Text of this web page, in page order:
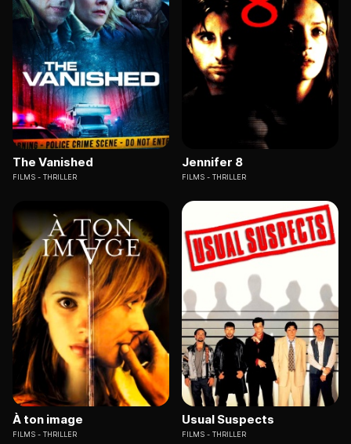
The Vanished
FILMS THRILLER
Jennifer 8
FILMS THRILLER
À ton image
FILMS THRILLER
Usual Suspects
FILMS THRILLER